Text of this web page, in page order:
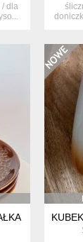
dla
GDR